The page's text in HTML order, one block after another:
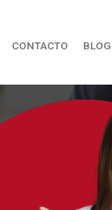
CONTACTO BLOG